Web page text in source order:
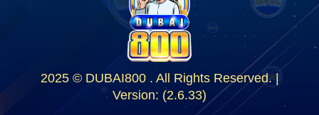
2025 © DUBAI800 . All Rights Reserved. |
Version: (2.6.33)